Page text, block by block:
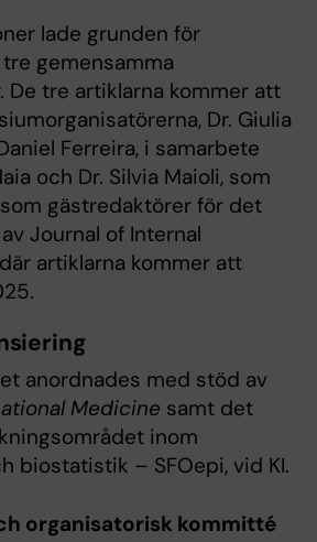
lade grunden för
gemensamma
De tre artiklarna kommer att
Dr. Giulia
Ferreira, i samarbete
och Dr. Silvia Maioli, som
gästredaktörer för det
Journal of Internal
artiklarna kommer att
anordnades med stöd av
Medicine samt det
inom
biostatistik – SFOepi, vid KI.
organisatorisk kommitté